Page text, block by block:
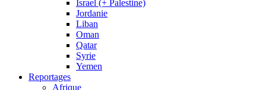
Israel (+ Palestine)
Jordanie
Liban
Oman
Qatar
Syrie
Yemen
Reportages
Afrique